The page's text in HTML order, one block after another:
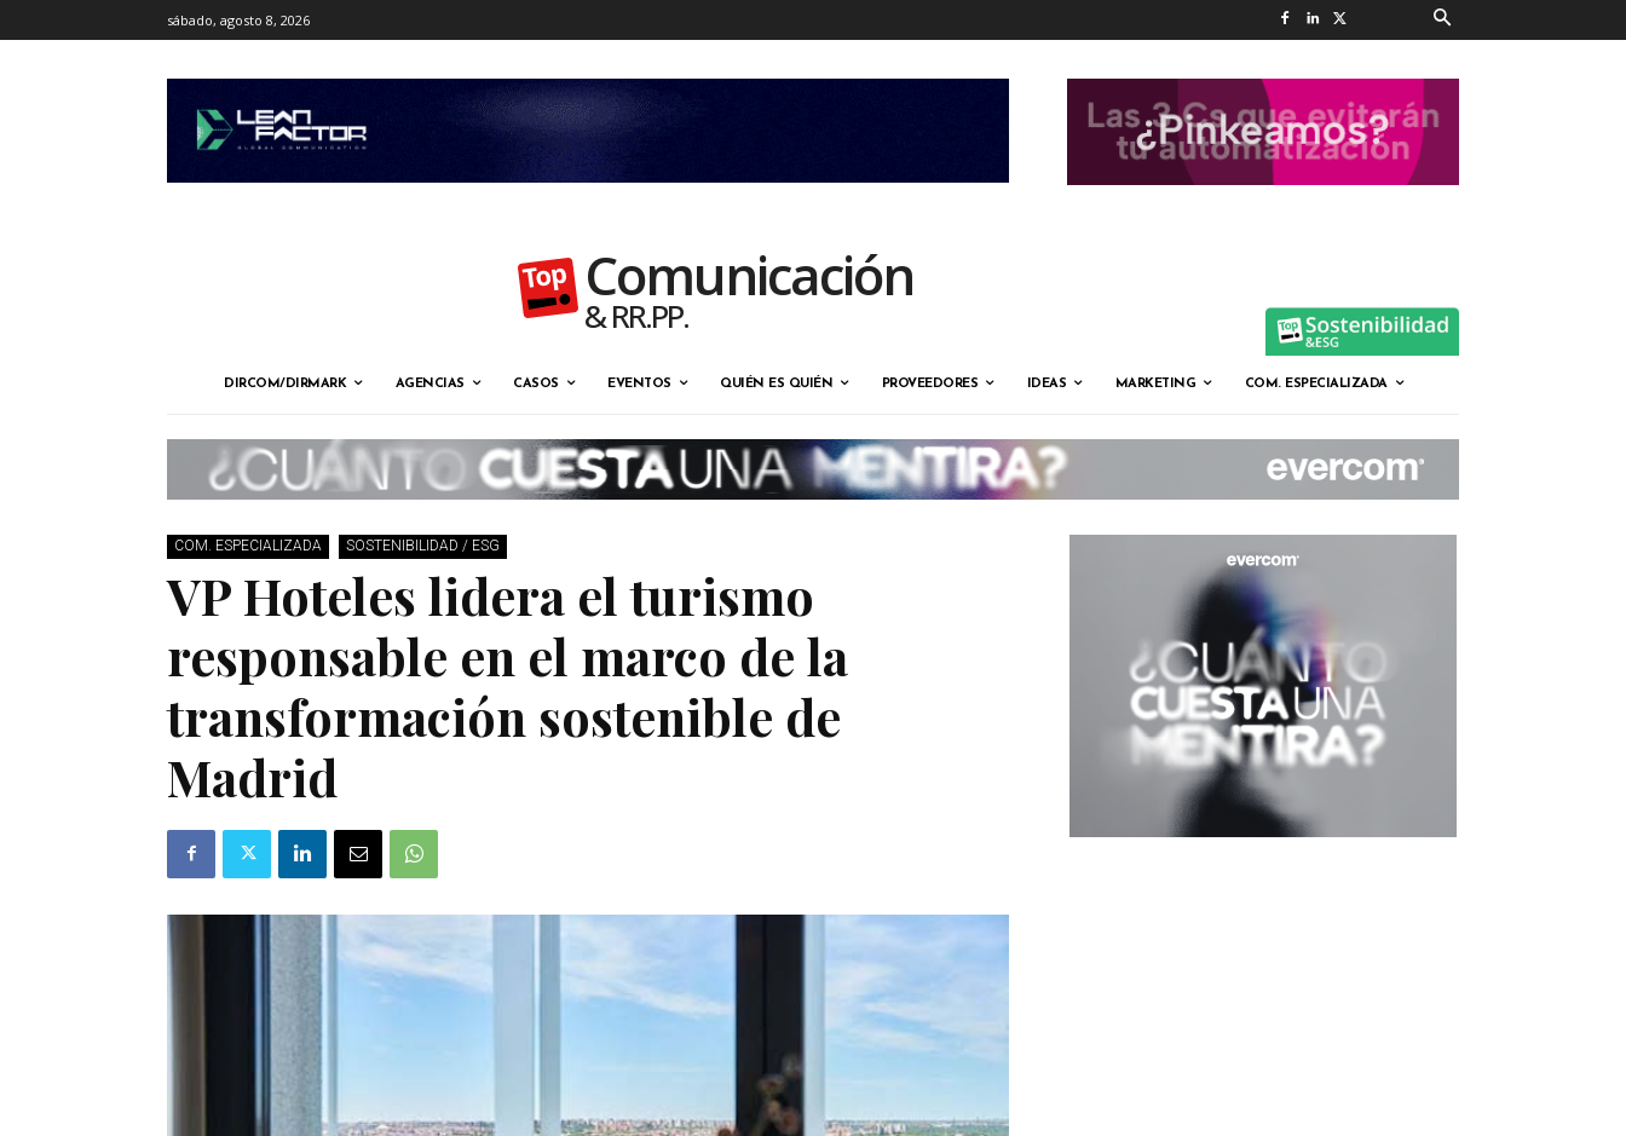
sábado, agosto 8, 2026
Comunicación
& RR.PP.
DIRCOM/DIRMARK AGENCIAS CASOS EVENTOS QUIÉN ES QUIÉN PROVEEDORES IDEAS MARKETING COM. ESPECIALIZADA
COM. ESPECIALIZADA SOSTENIBILIDAD / ESG
VP Hoteles lidera el turismo
responsable en el marco de la
transformación sostenible de
Madrid